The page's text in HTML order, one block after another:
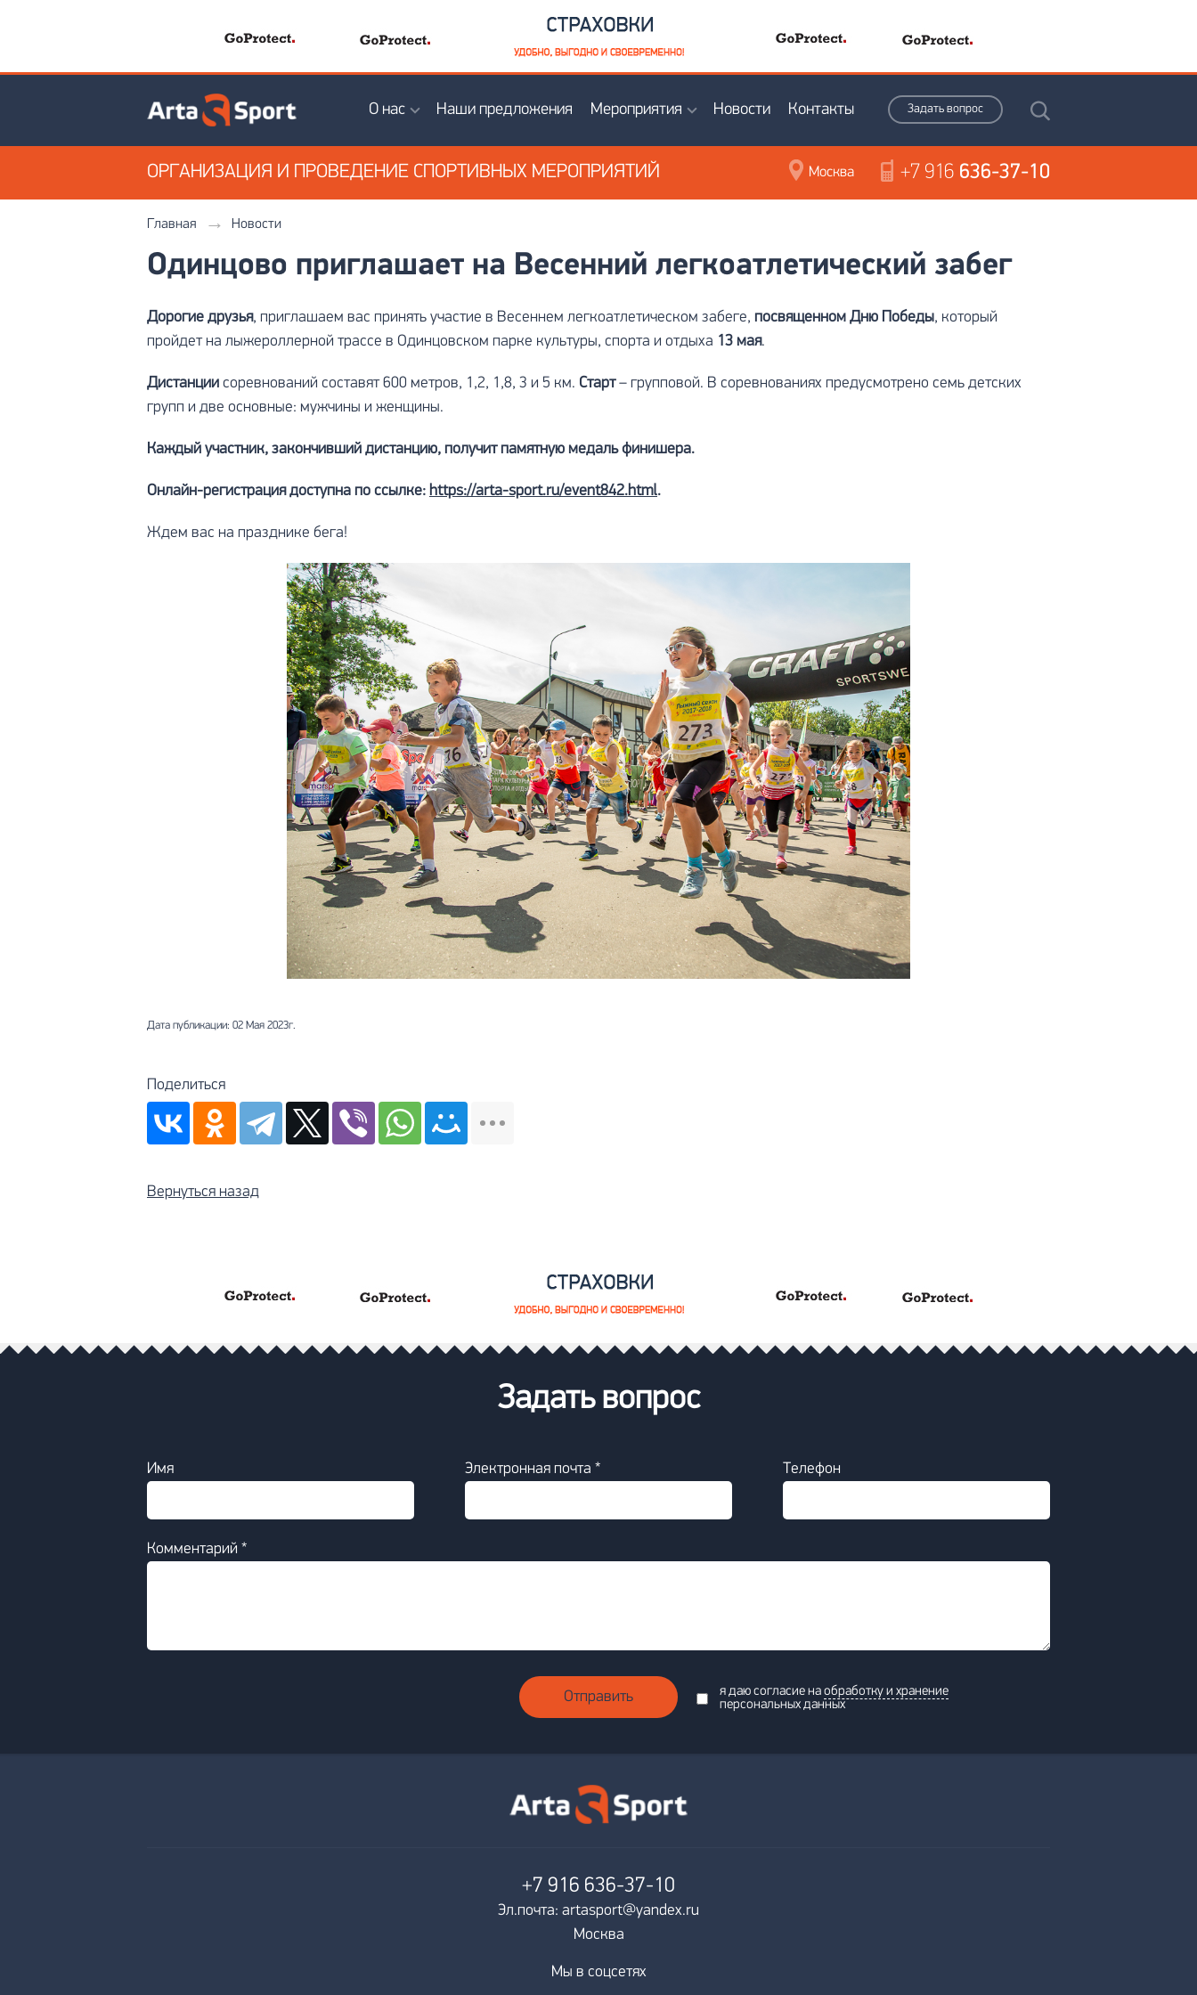
Задать вопрос
О нас Наши предложения Мероприятия Новости Контакты
ОРГАНИЗАЦИЯ И ПРОВЕДЕНИЕ СПОРТИВНЫХ МЕРОПРИЯТИЙ +7 916 636-37-10
Москва
Главная Новости
Одинцово приглашает на Весенний легкоатлетический забег
Дорогие друзья, приглашаем вас принять участие в Весеннем легкоатлетическом забеге, посвященном Дню Победы, который
пройдет на лыжероллерной трассе в Одинцовском парке культуры, спорта и отдыха 13 мая.
Дистанции соревнований составят 600 метров, 1,2, 1,8, 3 и 5 км. Старт– групповой. В соревнованиях предусмотрено семь детских
групп и две основные: мужчины и женщины.
Каждый участник, закончивший дистанцию, получит памятную медаль финишера.
Онлайн-регистрация доступна по ссылке: https://arta-sport.ru/event842.html.
Ждем вас на празднике бега!
Дата публикации: 02 Мая 2023г.
Поделиться
Вернуться назад
Задать вопрос
Имя Электронная почта * Телефон
Комментарий *
я даю согласие наобработку и хранение
персональных данных
Отправить
+7 916 636-37-10
Эл.почта: artasport@yandex.ru
Москва
Мы в соцсетях